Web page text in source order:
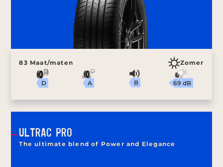
83 Maat/maten Zomer
D A B 69 dB
ULTRAC PRO
The ultimate blend of Power and Elegance